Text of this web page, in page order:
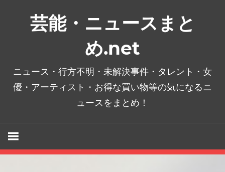
芸能・ニュースまと
め.net
ニュース・行方不明・未解決事件・タレント・女
優・アーティスト・お得な買い物等の気になるニ
ュースをまとめ！